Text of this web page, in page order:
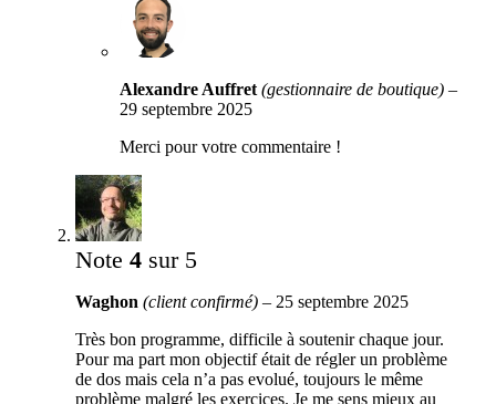
Alexandre Auffret (gestionnaire de boutique) –
29 septembre 2025
Merci pour votre commentaire !
Note 4 sur 5
Waghon (client confirmé) – 25 septembre 2025
Très bon programme, difficile à soutenir chaque jour.
Pour ma part mon objectif était de régler un problème
de dos mais cela n’a pas evolué, toujours le même
problème malgré les exercices. Je me sens mieux au